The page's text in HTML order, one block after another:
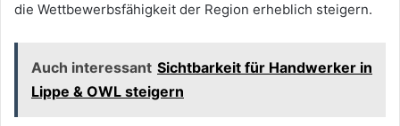
die Wettbewerbsfähigkeit der Region erheblich steigern.
Auch interessant Sichtbarkeit für Handwerker in
Lippe & OWL steigern